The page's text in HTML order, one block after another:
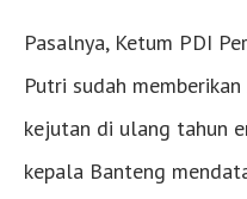
Pasalnya, Ketum PDI
Putri sudah
kejutan di ulang tahun
kepala Banteng